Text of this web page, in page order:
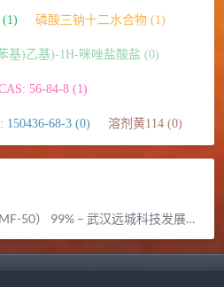
磷酸三钠十二水合物 (1)
基)乙基)-1H-咪唑盐酸盐 (0)
56-84-8 (1)
150436-68-3 (0) 溶剂黄114 (0)
） 99% – 武汉远城科技发展有限公司